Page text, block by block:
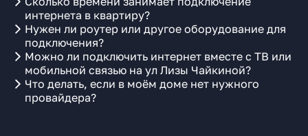
интернета в квартиру?
Нужен ли роутер или другое оборудование для
подключения?
Можно ли подключить интернет вместе с ТВ или
мобильной связью на ул Лизы Чайкиной?
Что делать, если в моём доме нет нужного
провайдера?